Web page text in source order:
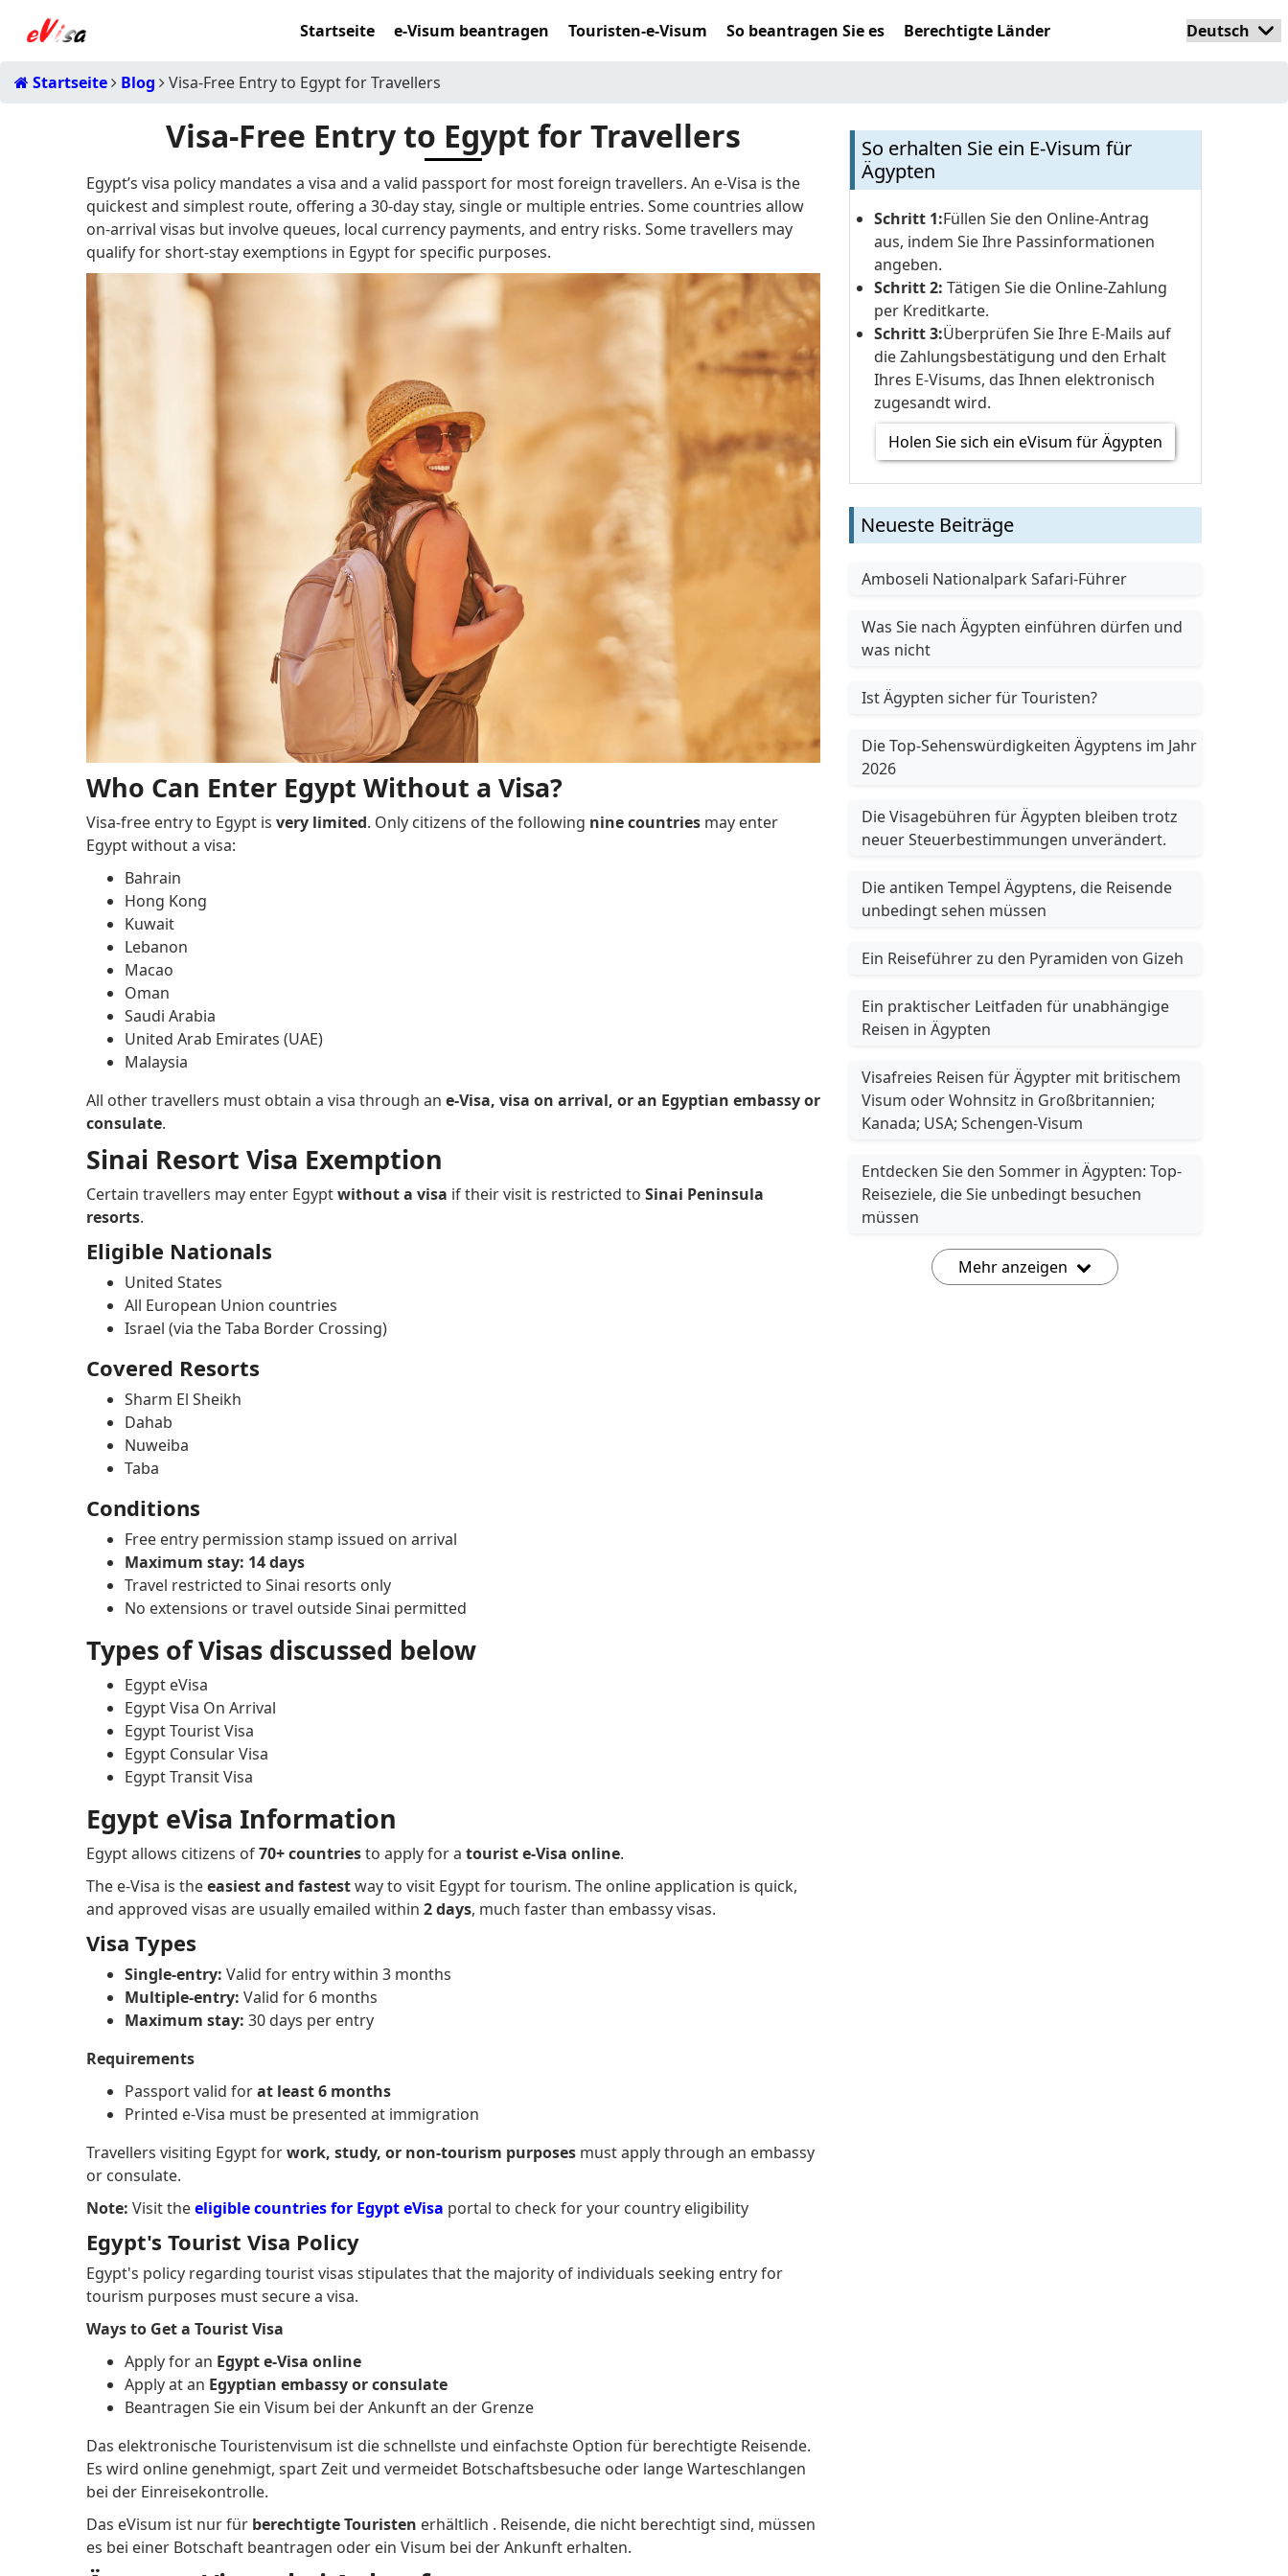
Startseite e-Visum beantragen Touristen-e-Visum So beantragen Sie es Berechtigte Länder
Startseite Blog Visa-Free Entry to Egypt for Travellers
Visa-Free Entry to Egypt for Travellers
Egypt’s visa policy mandates a visa and a valid passport for most foreign travellers. An e-Visa is the
quickest and simplest route, offering a 30-day stay, single or multiple entries. Some countries allow
on-arrival visas but involve queues, local currency payments, and entry risks. Some travellers may
qualify for short-stay exemptions in Egypt for specific purposes.
Who Can Enter Egypt Without a Visa?
Visa-free entry to Egypt is very limited. Only citizens of the following nine countries may enter
Egypt without a visa:
Bahrain
Hong Kong
Kuwait
Lebanon
Macao
Oman
Saudi Arabia
United Arab Emirates (UAE)
Malaysia
All other travellers must obtain a visa through an e-Visa, visa on arrival, or an Egyptian embassy or
consulate.
Sinai Resort Visa Exemption
Certain travellers may enter Egyptwithout a visa if their visit is restricted to Sinai Peninsula
resorts.
Eligible Nationals
United States
All European Union countries
Israel (via the Taba Border Crossing)
Covered Resorts
Sharm El Sheikh
Dahab
Nuweiba
Taba
Conditions
Free entry permission stamp issued on arrival
Maximum stay: 14 days
Travel restricted to Sinai resorts only
No extensions or travel outside Sinai permitted
Types of Visas discussed below
Egypt eVisa
Egypt Visa On Arrival
Egypt Tourist Visa
Egypt Consular Visa
Egypt Transit Visa
Egypt eVisa Information
Egypt allows citizens of70+ countriesto apply for a tourist e-Visa online.
The e-Visa is theeasiest and fastestway to visit Egypt for tourism. The online application is quick,
and approved visas are usually emailed within 2 days, much faster than embassy visas.
Visa Types
Single-entry: Valid for entry within 3 months
Multiple-entry: Valid for 6 months
Maximum stay: 30 days per entry
Requirements
Passport valid forat least 6 months
Printed e-Visa must be presented at immigration
Travellers visiting Egypt forwork, study, or non-tourism purposes must apply through an embassy
or consulate.
Note: Visit theeligible countries for Egypt eVisa portal to check for your country eligibility
Egypt's Tourist Visa Policy
Egypt's policy regarding tourist visas stipulates that the majority of individuals seeking entry for
tourism purposes must secure a visa.
Ways to Get a Tourist Visa
Apply for an Egypt e-Visa online
Apply at an Egyptian embassy or consulate
Beantragen Sie ein Visum bei der Ankunft an der Grenze
Das elektronische Touristenvisum ist die schnellste und einfachste Option für berechtigte Reisende.
Es wird online genehmigt, spart Zeit und vermeidet Botschaftsbesuche oder lange Warteschlangen
bei der Einreisekontrolle.
Das eVisum ist nur für berechtigte Touristen erhältlich . Reisende, die nicht berechtigt sind, müssen
es bei einer Botschaft beantragen oder ein Visum bei der Ankunft erhalten.
So erhalten Sie ein E-Visum für
Ägypten
Schritt 1:Füllen Sie den Online-Antrag
aus, indem Sie Ihre Passinformationen
angeben.
Schritt 2: Tätigen Sie die Online-Zahlung
per Kreditkarte.
Schritt 3:Überprüfen Sie Ihre E-Mails auf
die Zahlungsbestätigung und den Erhalt
Ihres E-Visums, das Ihnen elektronisch
zugesandt wird.
Holen Sie sich ein eVisum für Ägypten
Neueste Beiträge
Amboseli Nationalpark Safari-Führer
Was Sie nach Ägypten einführen dürfen und
was nicht
Ist Ägypten sicher für Touristen?
Die Top-Sehenswürdigkeiten Ägyptens im Jahr
2026
Die Visagebühren für Ägypten bleiben trotz
neuer Steuerbestimmungen unverändert.
Die antiken Tempel Ägyptens, die Reisende
unbedingt sehen müssen
Ein Reiseführer zu den Pyramiden von Gizeh
Ein praktischer Leitfaden für unabhängige
Reisen in Ägypten
Visafreies Reisen für Ägypter mit britischem
Visum oder Wohnsitz in Großbritannien;
Kanada; USA; Schengen-Visum
Entdecken Sie den Sommer in Ägypten: Top-
Reiseziele, die Sie unbedingt besuchen
müssen
Mehr anzeigen